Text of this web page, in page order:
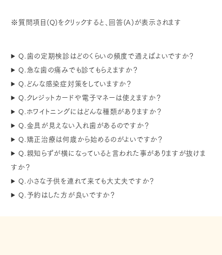
※質問項目(Q)をクリックすると、回答(A)が表示されます
Q.歯の定期検診はどのくらいの頻度で通えばよいですか？
Q.急な歯の痛みでも診てもらえますか？
Q.どんな感染症対策をしていますか？
Q.クレジットカードや電子マネーは使えますか？
Q.ホワイトニングにはどんな種類がありますか？
Q.金具が見えない入れ歯があるのですか？
Q.矯正治療は何歳から始めるのがよいですか？
Q.親知らずが横になっていると言われた事がありますが抜けま
すか？
Q.小さな子供を連れて来ても大丈夫ですか？
Q.予約はした方が良いですか？